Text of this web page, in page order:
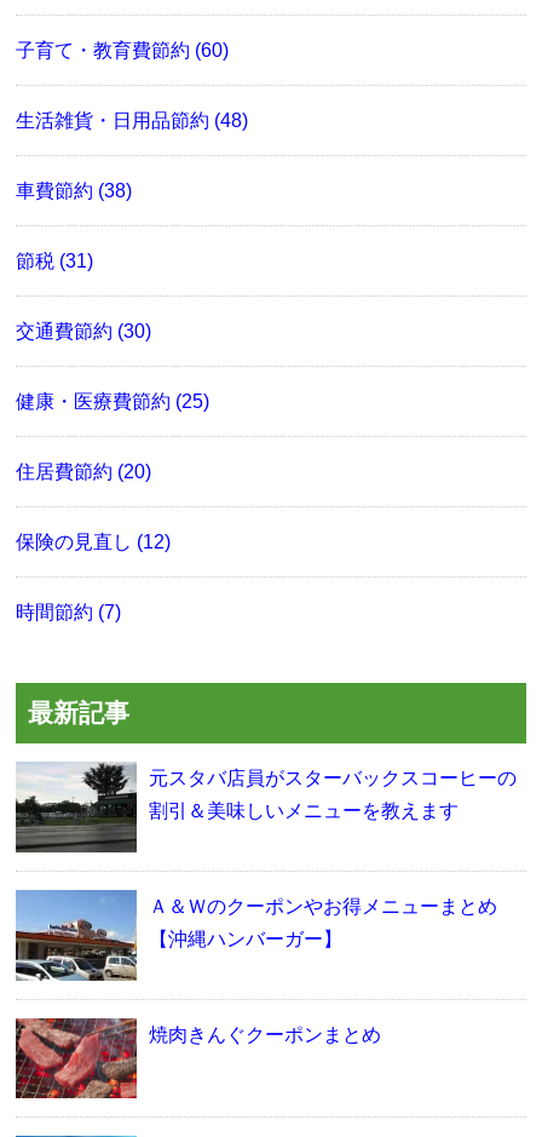
子育て・教育費節約 (60)
生活雑貨・日用品節約 (48)
車費節約 (38)
節税 (31)
交通費節約 (30)
健康・医療費節約 (25)
住居費節約 (20)
保険の見直し (12)
時間節約 (7)
最新記事
元スタバ店員がスターバックスコーヒーの
割引＆美味しいメニューを教えます
Ａ＆Ｗのクーポンやお得メニューまとめ
【沖縄ハンバーガー】
焼肉きんぐクーポンまとめ